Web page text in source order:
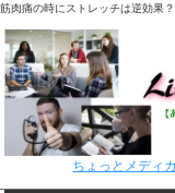
筋肉痛の時にストレッチは逆効果
ちょっとメディ